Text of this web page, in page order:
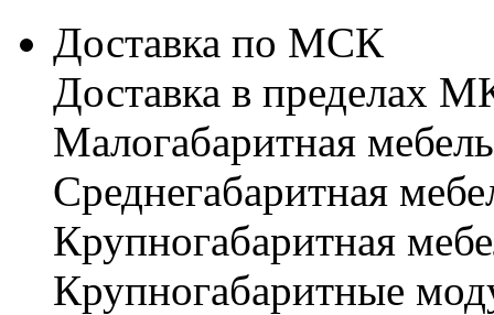
Доставка по МСК
Доставка в пределах
Малогабаритная
Cреднегабаритная
Крупногабаритная
Крупногабаритные